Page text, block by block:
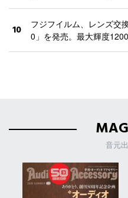
10
フジフイルム、レンズ交
0」を発売。最大輝度
音元